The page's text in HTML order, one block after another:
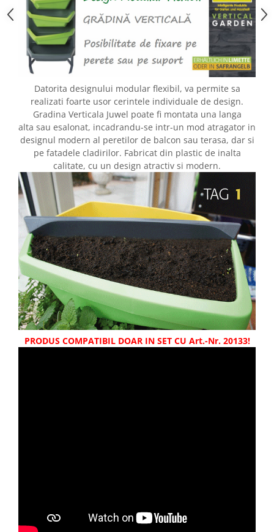
Datorita designului modular flexibil, va permite sa
realizati foarte usor cerintele individuale de design.
Gradina Verticala Juwel poate fi montata una langa
alta sau esalonat, incadrandu-se intr-un mod atragator in
designul modern al peretilor de balcon sau terasa, dar si
pe fatadele cladirilor. Fabricat din plastic de inalta
calitate, cu un design atractiv si modern.
PRODUS COMPATIBIL DOAR IN SET CU Art.-Nr. 20133!